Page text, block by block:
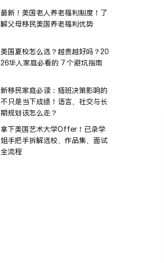
最新！美国老人养老福利制度！了
解父母移民美国养老福利优势
美国夏校怎么选？越贵越好吗？20
26华人家庭必看的 7 个避坑指南
新移民家庭必读：插班决策影响的
不只是当下成绩！语言、社交与长
期规划该怎么走？
拿下美国艺术大学Offer！已录学
姐手把手拆解选校、作品集、面试
全流程